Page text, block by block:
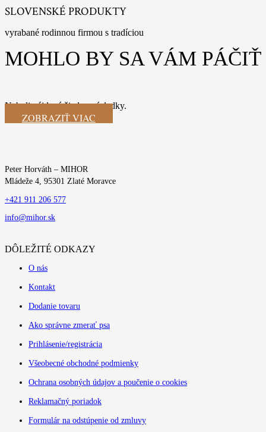
SLOVENSKÉ PRODUKTY
vyrabané rodinnou firmou s tradíciou
MOHLO BY SA VÁM PÁČIŤ
Neboli nájdené žiadne výsledky.
ZOBRAZIŤ VIAC
Peter Horváth – MIHOR
Mládeže 4, 95301 Zlaté Moravce
+421 911 206 577
info@mihor.sk
DÔLEŽITÉ ODKAZY
O nás
Kontakt
Dodanie tovaru
Ako správne zmerať psa
Prihlásenie/registrácia
Všeobecné obchodné podmienky
Ochrana osobných údajov a poučenie o cookies
Reklamačný poriadok
Formulár na odstúpenie od zmluvy